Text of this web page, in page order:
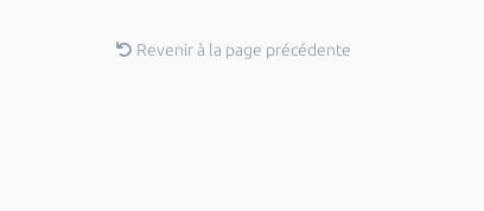
Revenir à la page précédente